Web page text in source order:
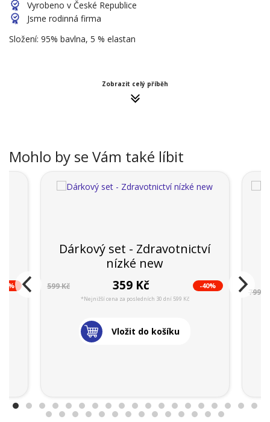
Vyrobeno v České Republice
Jsme rodinná firma
Složení: 95% bavlna, 5 % elastan
Zobrazit celý příběh
Mohlo by se Vám také líbit
Dárkový set - Zdravotnictví
nízké new
599 Kč 359 Kč -40%
*Nejnižší cena za posledních 30 dní 599 Kč
Vložit do košíku
799